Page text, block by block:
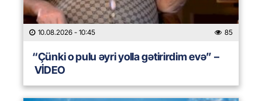
10.08.2026 - 10:45 85
“Çünki o pulu əyri yolla gətirirdim evə” –
VİDEO